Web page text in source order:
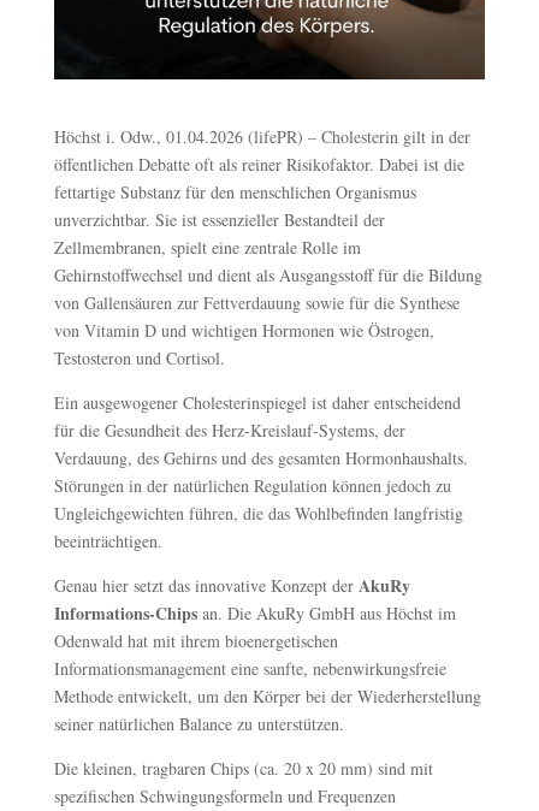
Höchst i. Odw., 01.04.2026 (lifePR) – Cholesterin gilt in der
öffentlichen Debatte oft als reiner Risikofaktor. Dabei ist die
fettartige Substanz für den menschlichen Organismus
unverzichtbar. Sie ist essenzieller Bestandteil der
Zellmembranen, spielt eine zentrale Rolle im
Gehirnstoffwechsel und dient als Ausgangsstoff für die Bildung
von Gallensäuren zur Fettverdauung sowie für die Synthese
von Vitamin D und wichtigen Hormonen wie Östrogen,
Testosteron und Cortisol.
Ein ausgewogener Cholesterinspiegel ist daher entscheidend
für die Gesundheit des Herz-Kreislauf-Systems, der
Verdauung, des Gehirns und des gesamten Hormonhaushalts.
Störungen in der natürlichen Regulation können jedoch zu
Ungleichgewichten führen, die das Wohlbefinden langfristig
beeinträchtigen.
Genau hier setzt das innovative Konzept der AkuRy
Informations-Chipsan. Die AkuRy GmbH aus Höchst im
Odenwald hat mit ihrem bioenergetischen
Informationsmanagement eine sanfte, nebenwirkungsfreie
Methode entwickelt, um den Körper bei der Wiederherstellung
seiner natürlichen Balance zu unterstützen.
Die kleinen, tragbaren Chips (ca. 20 x 20 mm) sind mit
spezifischen Schwingungsformeln und Frequenzen